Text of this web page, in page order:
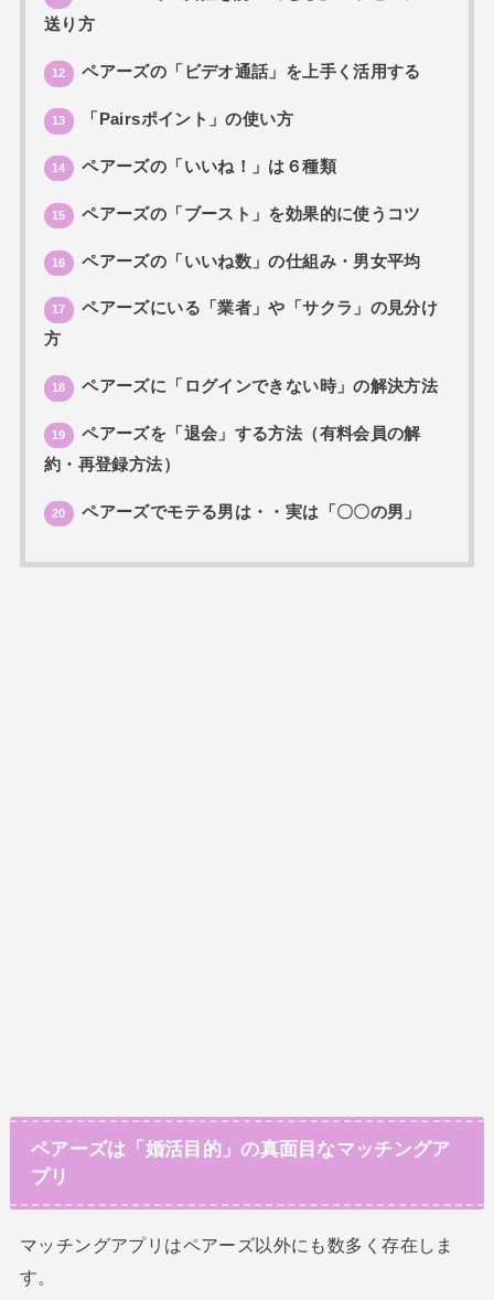
送り方
12 ペアーズの「ビデオ通話」を上手く活用する
13 「Pairsポイント」の使い方
14 ペアーズの「いいね！」は６種類
15 ペアーズの「ブースト」を効果的に使うコツ
16 ペアーズの「いいね数」の仕組み・男女平均
17
ペアーズにいる「業者」や「サクラ」の見分け
方
18 ペアーズに「ログインできない時」の解決方法
19
ペアーズを「退会」する方法（有料会員の解
約・再登録方法）
20 ペアーズでモテる男は・・実は「〇〇の男」
ペアーズは「婚活目的」の真面目なマッチングア
プリ
マッチングアプリはペアーズ以外にも数多く存在しま
す。